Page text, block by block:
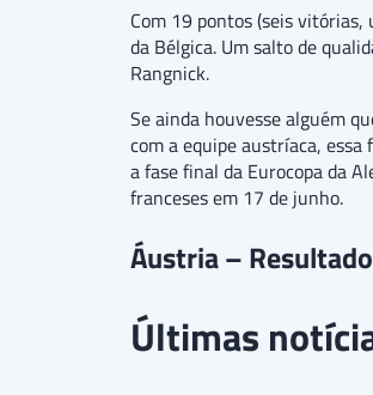
Com 19 pontos (seis
da Bélgica. Um salto de
Rangnick.
Se ainda houvesse alguém
com a equipe austríaca,
a fase final da Eurocopa da
franceses em 17 de junho.
Áustria –
Últimas